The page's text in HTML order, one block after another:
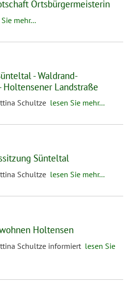
Ortsbürgermeisterin
mehr...
- Waldrand-
Holtensener Landstraße
Schultze lesen Sie mehr...
Sünteltal
Schultze lesen Sie mehr...
Holtensen
Schultze informiert lesen Sie